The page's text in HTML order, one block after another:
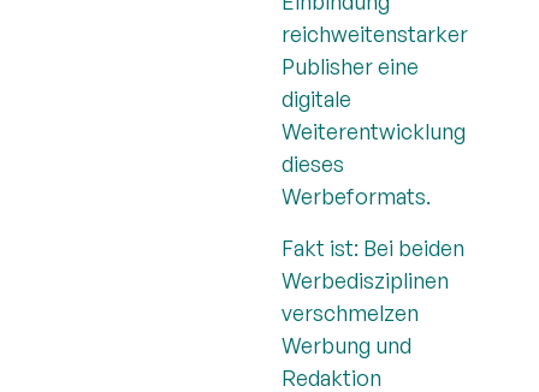
reichweitenstarker
Publisher eine
digitale
Weiterentwicklung
dieses
Werbeformats.
Fakt ist: Bei beiden
Werbedisziplinen
verschmelzen
Werbung und
Redaktion